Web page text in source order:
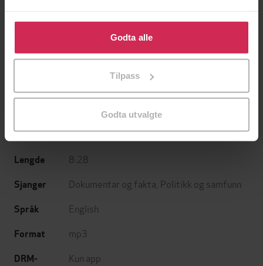
Klikk på «Godta alle» for å gi oss ditt samtykke til å
bruke cookies for alle disse formålene. Du kan også
tilpasse ditt samtykke til spesifikke formål ved å klikke
Godta alle
Tilpass
Godta utvalgte
Tony Attwood(forfatter),
John Murray
Utgitt 19.06.2025
Lengde 8:28
Sjanger Dokumentar og fakta Politikk og samfunn
Språk English
Format mp3
DRM-
Kun app